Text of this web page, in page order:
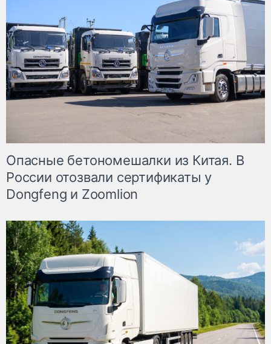
Опасные бетономешалки из Китая. В
России отозвали сертификаты у
Dongfeng и Zoomlion